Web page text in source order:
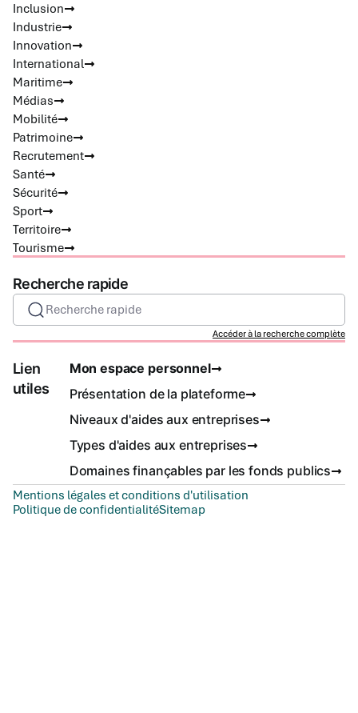
Inclusion
Industrie
Innovation
International
Maritime
Médias
Mobilité
Patrimoine
Recrutement
Santé
Sécurité
Sport
Territoire
Tourisme
Recherche rapide
Recherche rapide
Accéder à la recherche complète
Lien
utiles
Mon espace personnel
Présentation de la plateforme
Niveaux d'aides aux entreprises
Types d'aides aux entreprises
Domaines finançables par les fonds publics
Mentions légales et conditions d'utilisation
Politique de confidentialitéSitemap